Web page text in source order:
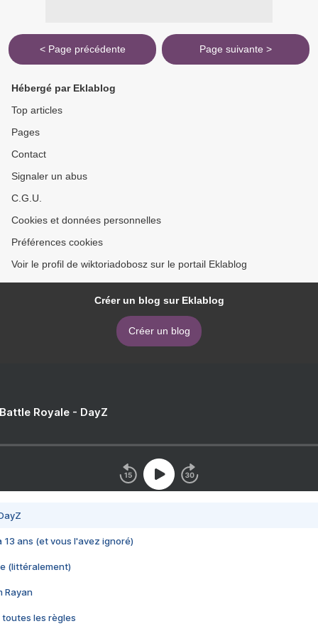
< Page précédente Page suivante >
Hébergé par Eklablog
Top articles
Pages
Contact
Signaler un abus
C.G.U.
Cookies et données personnelles
Préférences cookies
Voir le profil de wiktoriadobosz sur le portail Eklablog
Créer un blog sur Eklablog
Créer un blog
Royale - DayZ
13 ans (et vous l'avez ignoré)
(littéralement)
Rayan
toutes les règles